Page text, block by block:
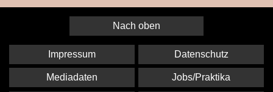
Nach oben
Impressum Datenschutz
Mediadaten Jobs/Praktika